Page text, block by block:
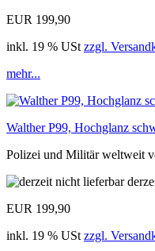
EUR 199,90
inkl. 19 % USt zzgl.
mehr...
Walther P99, Hochglanz
Polizei und Militär weltweit
EUR 199,90
inkl. 19 % USt zzgl.